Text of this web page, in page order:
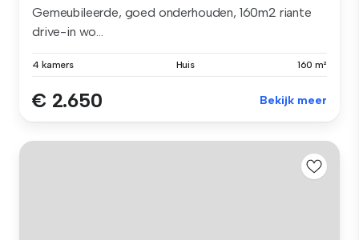
Gemeubileerde, goed onderhouden, 160m2 riante
drive-in wo...
4 kamers Huis 160 m²
€ 2.650 Bekijk meer